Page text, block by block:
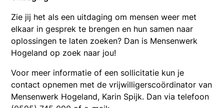
Zie jij het als een uitdaging om mensen weer met
elkaar in gesprek te brengen en hun samen naar
oplossingen te laten zoeken? Dan is Mensenwerk
Hogeland op zoek naar jou!
Voor meer informatie of een sollicitatie kun je
contact opnemen met de vrijwilligerscoördinator van
Mensenwerk Hogeland, Karin Spijk. Dan via telefoon